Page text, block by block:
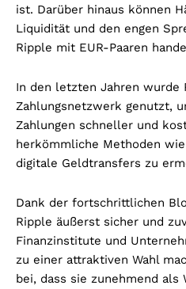
ist. Darüber hinaus können
Liquidität und den engen
Ripple mit EUR-Paaren
In den letzten Jahren wurde
Zahlungsnetzwerk genutzt,
Zahlungen schneller und
herkömmliche Methoden
digitale Geldtransfers zu
Dank der fortschrittlichen
Ripple äußerst sicher und
Finanzinstitute und
zu einer attraktiven Wahl
bei, dass sie zunehmend als